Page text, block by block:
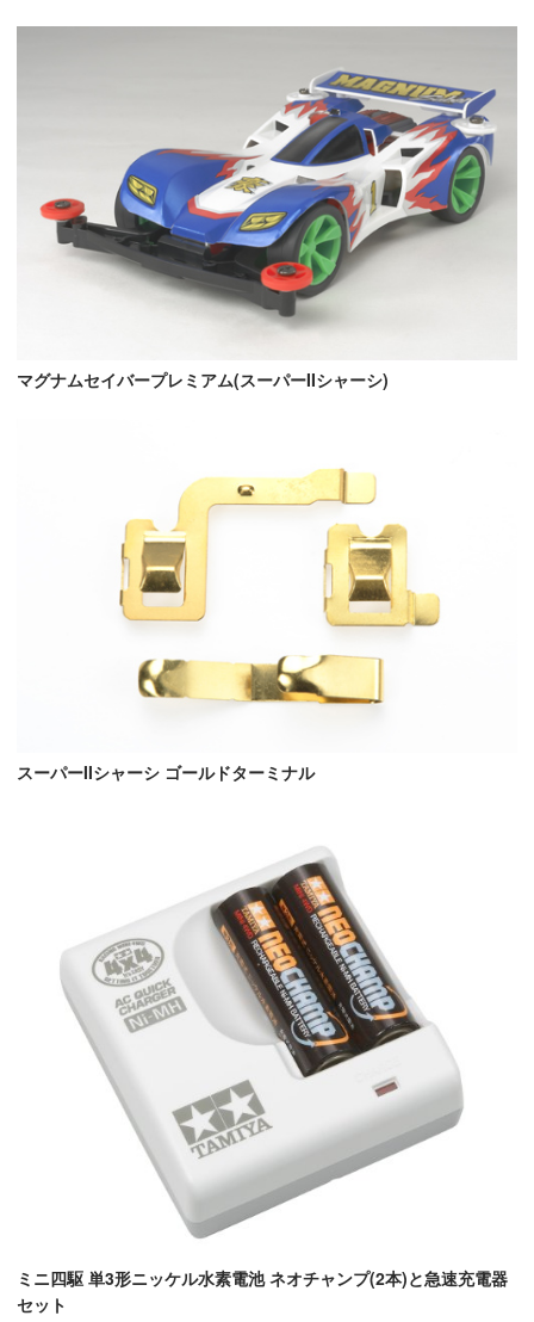
マグナムセイバープレミアム(スーパーIIシャーシ)
スーパーIIシャーシ ゴールドターミナル
ミニ四駆 単3形ニッケル水素電池 ネオチャンプ(2本)と急速充電器
セット